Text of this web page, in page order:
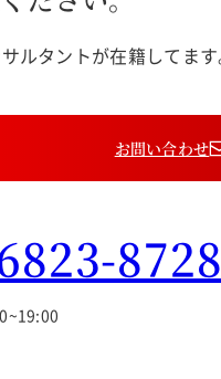
ルタントが在籍してま
お問い合わせ